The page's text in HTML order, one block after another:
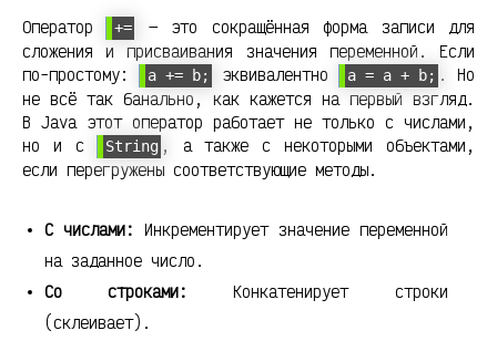
Оператор +=
— это сокращённая форма записи для
сложения и присваивания значения переменной. Если
по-простому:
a += b; эквивалентно a = a + b; . Но
не всё так банально, как кажется на первый взгляд.
В Java этот оператор работает не только с числами,
но и с
String , а также с некоторыми объектами,
если перегружены соответствующие методы.
С числами: Инкрементирует значение переменной
на заданное число.
Со строками:
Конкатенирует строки
(склеивает).